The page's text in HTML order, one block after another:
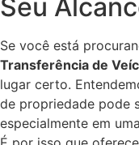
Seu
Se você está
Transferência de
lugar certo.
de propriedade pode
especialmente em